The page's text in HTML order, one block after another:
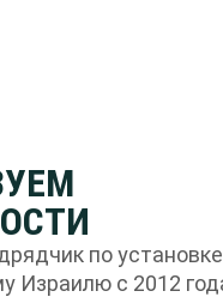
по установке
Израилю с 2012